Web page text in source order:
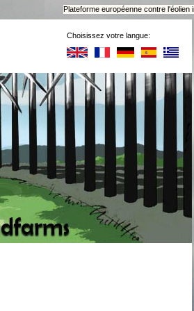
Choisissez votre langue:
Plateforme européenne contre